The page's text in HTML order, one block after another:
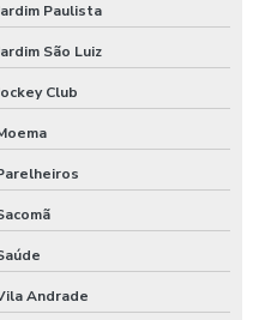
Paulista
São Luiz
Club
Andrade